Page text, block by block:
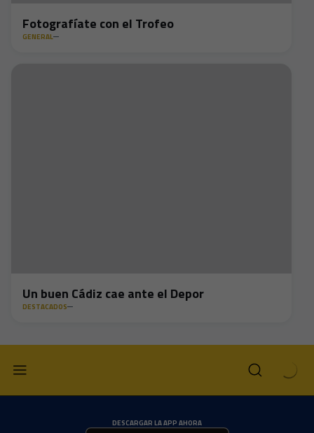
Fotografíate con el Trofeo
GENERAL
Un buen Cádiz cae ante el Depor
DESTACADOS
DESCARGAR LA APP AHORA